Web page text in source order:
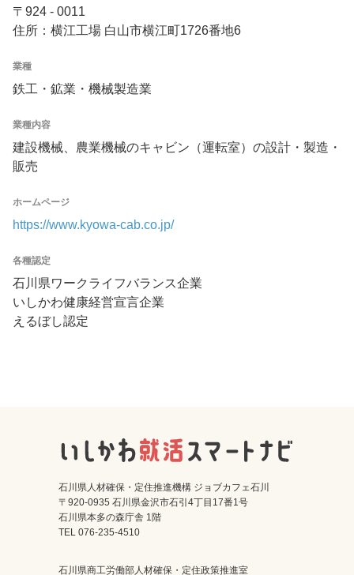
〒924 - 0011
住所：横江工場 白山市横江町1726番地6
業種
鉄工・鉱業・機械製造業
業種内容
建設機械、農業機械のキャビン（運転室）の設計・製造・
販売
ホームページ
https://www.kyowa-cab.co.jp/
各種認定
石川県ワークライフバランス企業
いしかわ健康経営宣言企業
えるぼし認定
石川県人材確保・定住推進機構 ジョブカフェ石川
〒920-0935 石川県金沢市石引4丁目17番1号
石川県本多の森庁舎 1階
TEL 076-235-4510
石川県商工労働部人材確保・定住政策推進室